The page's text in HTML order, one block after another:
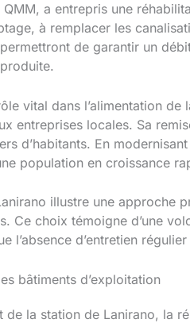
a entrepris une
à remplacer les
de garantir un
vital dans l’alimentation
entreprises locales. Sa
d’habitants. En
population en croissance
illustre une approche
Ce choix témoigne d’une
l’absence d’entretien
bâtiments d’exploitation
la station de Lanirano, la